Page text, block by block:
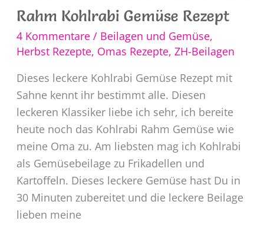
Rahm Kohlrabi Gemüse Rezept
4 Kommentare / Beilagen und Gemüse,
Herbst Rezepte, Omas Rezepte, ZH-Beilagen
Dieses leckere Kohlrabi Gemüse Rezept mit
Sahne kennt ihr bestimmt alle. Diesen
leckeren Klassiker liebe ich sehr, ich bereite
heute noch das Kohlrabi Rahm Gemüse wie
meine Oma zu. Am liebsten mag ich Kohlrabi
als Gemüsebeilage zu Frikadellen und
Kartoffeln. Dieses leckere Gemüse hast Du in
30 Minuten zubereitet und die leckere Beilage
lieben meine